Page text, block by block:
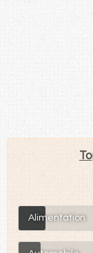
Alimentation